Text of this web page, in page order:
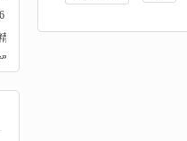
通 1272...
信营销模...